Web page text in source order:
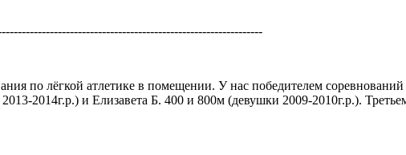
по лёгкой атлетике в помещении. У нас победителем
2014г.р.) и Елизавета Б. 400 и 800м (девушки 2009-2010г.р.).